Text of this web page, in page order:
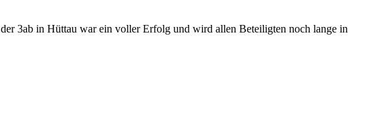
3ab in Hüttau war ein voller Erfolg und wird allen Beteiligten noch lange in